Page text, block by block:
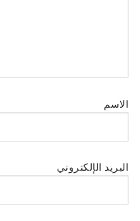
الاسم
البريد الإلكتروني